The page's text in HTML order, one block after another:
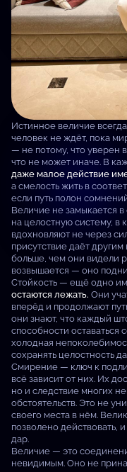
Истинное величие
человек не ждёт, пока
— не потому, что уверен
что не может иначе. В
даже малое действие
а смелость жить в
если путь полон
Величие не замыкается
на целостную систему,
вдохновляют не через
присутствие даёт
больше, чем они видели
возвышается — оно
Стойкость — ещё одно
остаются лежать.Они
вперёд и продолжают
они знают, что каждый
способности оставаться
холодная
сохранять целостность
Смирение — ключ к
всё зависит от них. Их
но и следствие многих
обстоятельств. Это не
своего места в нём.
позволено действовать,
дар.
Величие — это
невидимым. Оно не